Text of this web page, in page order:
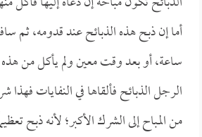
أما إن ذبح هذه الذبائح عند قدومه، ثم
ساعة، أو بعد وقت معين ولم يأكل من هذه
الرجل الذبائح فألقاها في النفايات فهذا
من المباح إلى الشرك الأكبر؛ لأنه ذبح